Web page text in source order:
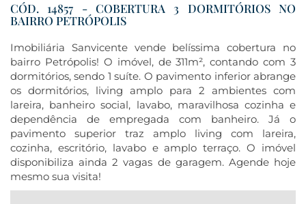
CÓD. 14857 - COBERTURA 3 DORMITÓRIOS NO
BAIRRO PETRÓPOLIS
Imobiliária Sanvicente vende belíssima cobertura no
bairro Petrópolis! O imóvel, de 311m², contando com 3
dormitórios, sendo 1 suíte. O pavimento inferior abrange
os dormitórios, living amplo para 2 ambientes com
lareira, banheiro social, lavabo, maravilhosa cozinha e
dependência de empregada com banheiro. Já o
pavimento superior traz amplo living com lareira,
cozinha, escritório, lavabo e amplo terraço. O imóvel
disponibiliza ainda 2 vagas de garagem. Agende hoje
mesmo sua visita!